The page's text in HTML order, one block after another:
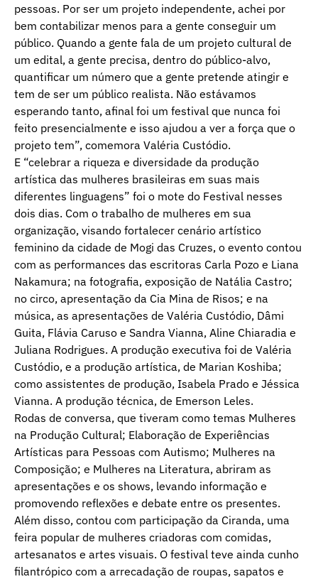
pessoas. Por ser um projeto independente, achei por
bem contabilizar menos para a gente conseguir um
público. Quando a gente fala de um projeto cultural de
um edital, a gente precisa, dentro do público-alvo,
quantificar um número que a gente pretende atingir e
tem de ser um público realista. Não estávamos
esperando tanto, afinal foi um festival que nunca foi
feito presencialmente e isso ajudou a ver a força que o
projeto tem”, comemora Valéria Custódio.
E “celebrar a riqueza e diversidade da produção
artística das mulheres brasileiras em suas mais
diferentes linguagens” foi o mote do Festival nesses
dois dias. Com o trabalho de mulheres em sua
organização, visando fortalecer cenário artístico
feminino da cidade de Mogi das Cruzes, o evento contou
com as performances das escritoras Carla Pozo e Liana
Nakamura; na fotografia, exposição de Natália Castro;
no circo, apresentação da Cia Mina de Risos; e na
música, as apresentações de Valéria Custódio, Dâmi
Guita, Flávia Caruso e Sandra Vianna, Aline Chiaradia e
Juliana Rodrigues. A produção executiva foi de Valéria
Custódio, e a produção artística, de Marian Koshiba;
como assistentes de produção, Isabela Prado e Jéssica
Vianna. A produção técnica, de Emerson Leles.
Rodas de conversa, que tiveram como temas Mulheres
na Produção Cultural; Elaboração de Experiências
Artísticas para Pessoas com Autismo; Mulheres na
Composição; e Mulheres na Literatura, abriram as
apresentações e os shows, levando informação e
promovendo reflexões e debate entre os presentes.
Além disso, contou com participação da Ciranda, uma
feira popular de mulheres criadoras com comidas,
artesanatos e artes visuais. O festival teve ainda cunho
filantrópico com a arrecadação de roupas, sapatos e